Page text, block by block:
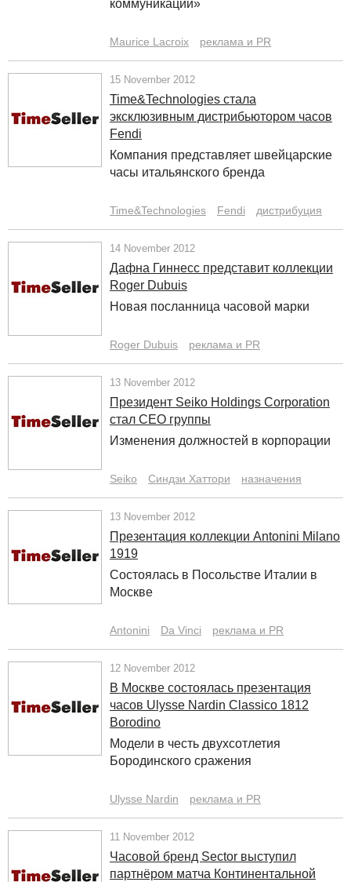
коммуникации»
Maurice Lacroix реклама и PR
15 November 2012
Time&Technologies стала
эксклюзивным дистрибьютором часов
Fendi
Компания представляет швейцарские
часы итальянского бренда
Time&Technologies Fendi дистрибуция
14 November 2012
Дафна Гиннесс представит коллекции
Roger Dubuis
Новая посланница часовой марки
Roger Dubuis реклама и PR
13 November 2012
Президент Seiko Holdings Corporation
стал CEO группы
Изменения должностей в корпорации
Seiko Синдзи Хаттори назначения
13 November 2012
Презентация коллекции Antonini Milano
1919
Состоялась в Посольстве Италии в
Москве
Antonini Da Vinci реклама и PR
12 November 2012
В Москве состоялась презентация
часов Ulysse Nardin Classico 1812
Borodino
Модели в честь двухсотлетия
Бородинского сражения
Ulysse Nardin реклама и PR
11 November 2012
Часовой бренд Sector выступил
партнёром матча Континентальной